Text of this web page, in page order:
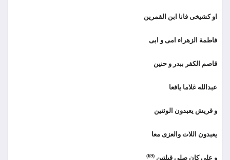
او کشیخی فانا ابن القمرین
فاطمة الزهراء امی و ابی
قاصم الکفر ببدر و حنین
عبدالله غلاما یافعا
و قریش یعبدون الوثنین
یعبدون اللات والعزی معا
و علی کان صلی قبلتین (69)